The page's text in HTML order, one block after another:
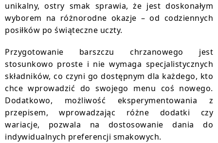
unikalny, ostry smak sprawia, że jest doskonałym
wyborem na różnorodne okazje – od codziennych
posiłków po świąteczne uczty.
Przygotowanie barszczu chrzanowego jest
stosunkowo proste i nie wymaga specjalistycznych
składników, co czyni go dostępnym dla każdego, kto
chce wprowadzić do swojego menu coś nowego.
Dodatkowo, możliwość eksperymentowania z
przepisem, wprowadzając różne dodatki czy
wariacje, pozwala na dostosowanie dania do
indywidualnych preferencji smakowych.